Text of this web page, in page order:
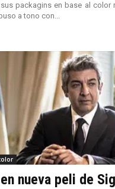
packagins en base al color
a tono con...
nueva peli de